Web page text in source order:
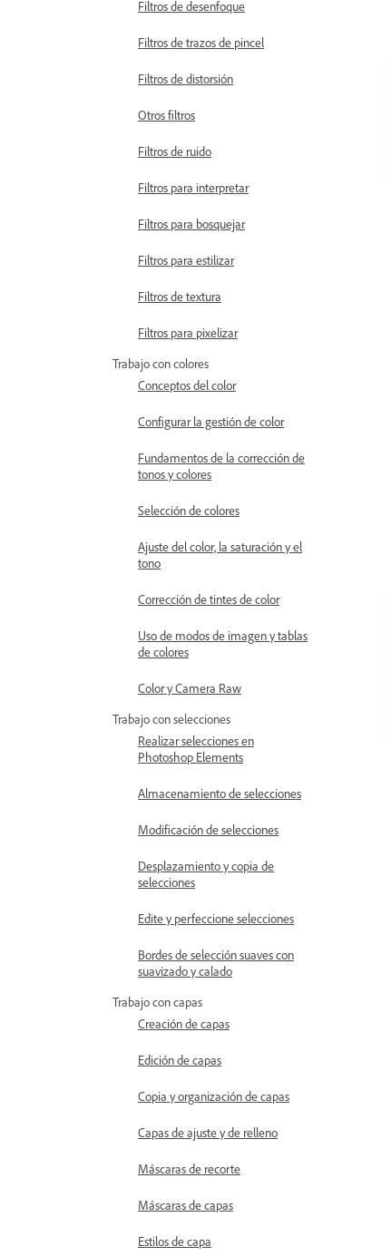
Filtros de desenfoque
Filtros de trazos de pincel
Filtros de distorsión
Otros filtros
Filtros de ruido
Filtros para interpretar
Filtros para bosquejar
Filtros para estilizar
Filtros de textura
Filtros para pixelizar
Trabajo con colores
Conceptos del color
Configurar la gestión de color
Fundamentos de la corrección de
tonos y colores
Selección de colores
Ajuste del color, la saturación y el
tono
Corrección de tintes de color
Uso de modos de imagen y tablas
de colores
Color y Camera Raw
Trabajo con selecciones
Realizar selecciones en
Photoshop Elements
Almacenamiento de selecciones
Modificación de selecciones
Desplazamiento y copia de
selecciones
Edite y perfeccione selecciones
Bordes de selección suaves con
suavizado y calado
Trabajo con capas
Creación de capas
Edición de capas
Copia y organización de capas
Capas de ajuste y de relleno
Máscaras de recorte
Máscaras de capas
Estilos de capa